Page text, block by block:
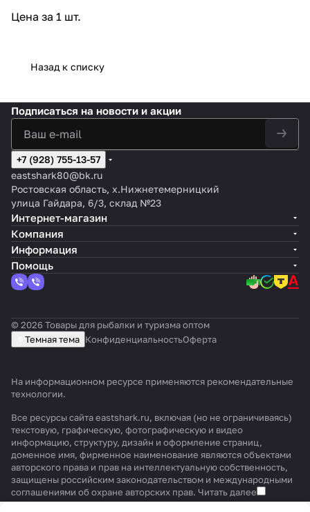
Цена за 1 шт.
Назад к списку
Подписаться на новости и акции
+7 (928) 755-13-57
eastshark80@bk.ru
Ростовская область, х.Нижнетемерницкий
улица Гайдара, 6/3, склад №23
Интернет-магазин
Компания
Информация
Помощь
© 2026 Товары для рыбалки и туризма оптом
Темная тема КонфиденциальностьОферта
На информационном ресурсе применяются рекомендательные
технологии.
Все ресурсы сайта eastshark.ru, включая (но не ограничиваясь)
текстовую, графическую, фотографическую и видео
информацию, структуру, дизайн и оформление страниц,
доменное имя, фирменное наименование являются объектами
авторского права и прав на интеллектуальную собственность,
защищены российским законодательством и международными
соглашениями об охране авторских прав. Читать далее